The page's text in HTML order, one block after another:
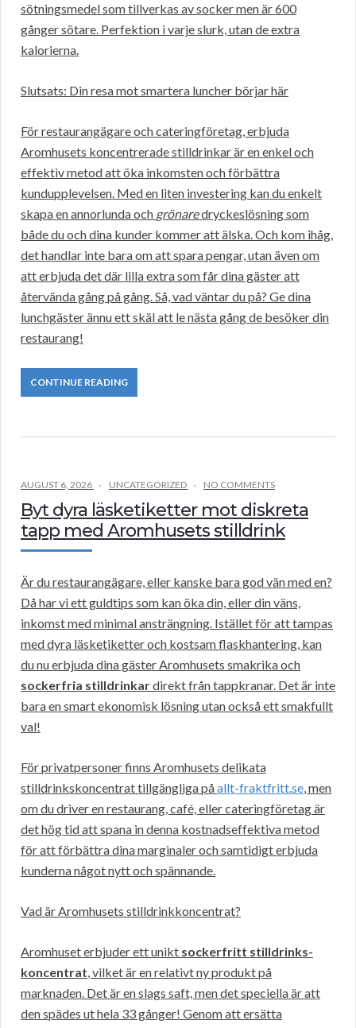
sötningsmedel som tillverkas av socker men är 600
gånger sötare. Perfektion i varje slurk, utan de extra
kalorierna.
Slutsats: Din resa mot smartera luncher börjar här
För restaurangägare och cateringföretag, erbjuda
Aromhusets koncentrerade stilldrinkar är en enkel och
effektiv metod att öka inkomsten och förbättra
kundupplevelsen. Med en liten investering kan du enkelt
skapa en annorlunda och grönaredryckeslösning som
både du och dina kunder kommer att älska. Och kom ihåg,
det handlar inte bara om att spara pengar, utan även om
att erbjuda det där lilla extra som får dina gäster att
återvända gång på gång. Så, vad väntar du på? Ge dina
lunchgäster ännu ett skäl att le nästa gång de besöker din
restaurang!
CONTINUE READING
AUGUST 6, 2026 UNCATEGORIZED NO COMMENTS
Byt dyra läsketiketter mot diskreta
tapp med Aromhusets stilldrink
Är du restaurangägare, eller kanske bara god vän med en?
Då har vi ett guldtips som kan öka din, eller din väns,
inkomst med minimal ansträngning. Istället för att tampas
med dyra läsketiketter och kostsam flaskhantering, kan
du nu erbjuda dina gäster Aromhusets smakrika och
sockerfria stilldrinkardirekt från tappkranar. Det är inte
bara en smart ekonomisk lösning utan också ett smakfullt
val!
För privatpersoner finns Aromhusets delikata
stilldrinkskoncentrat tillgängliga påallt-fraktfritt.se, men
om du driver en restaurang, café, eller cateringföretag är
det hög tid att spana in denna kostnadseffektiva metod
för att förbättra dina marginaler och samtidigt erbjuda
kunderna något nytt och spännande.
Vad är Aromhusets stilldrinkkoncentrat?
Aromhuset erbjuder ett unikt sockerfritt stilldrinks-
koncentrat, vilket är en relativt ny produkt på
marknaden. Det är en slags saft, men det speciella är att
den spädes ut hela 33 gånger! Genom att ersätta